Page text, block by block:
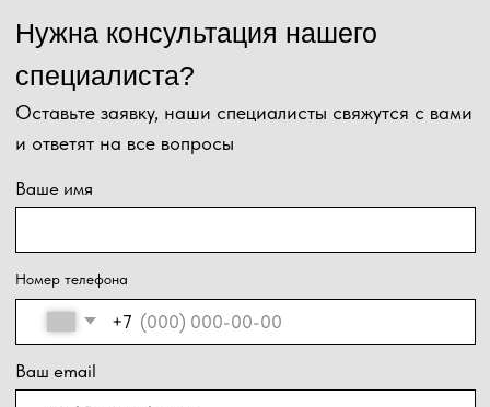
Сообщение
Отправить
Нажимая на кнопку, Вы даёте согласие на обработку персональных